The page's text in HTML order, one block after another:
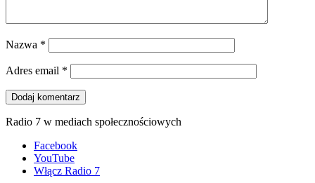
Nazwa *
Adres email *
Radio 7 w mediach społecznościowych
Facebook
YouTube
Włącz Radio 7